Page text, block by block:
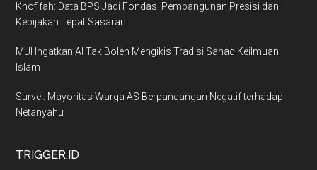
Khofifah: Data BPS Jadi Fondasi Pembangunan Presisi dan
Kebijakan Tepat Sasaran
MUI Ingatkan AI Tak Boleh Mengikis Tradisi Sanad Keilmuan
Islam
Survei: Mayoritas Warga AS Berpandangan Negatif terhadap
Netanyahu
TRIGGER.ID